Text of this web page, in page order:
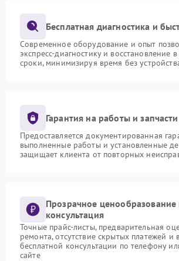
Бесплатная диагностика и
Современное оборудование и опыт
экспресс-диагностику и восстановление
сроки, минимизируя время без
Гарантия на работы и запчасти
Предоставляется документированная
выполненные работы и установленные
защищает клиента от повторных
Прозрачное ценообразование
консультация
Точные прайс-листы, предварительная
ремонта, отсутствие скрытых платежей и
бесплатной консультации по телефону
сайте